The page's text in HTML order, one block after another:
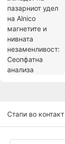
Стапи во